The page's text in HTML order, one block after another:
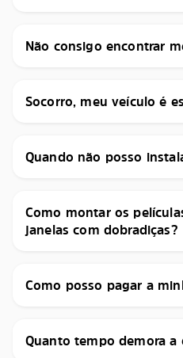
Não consigo encontrar
Socorro, meu veículo é
Quando não posso
Como montar os
janelas com dobradiças?
Como posso pagar a
Quanto tempo demora a